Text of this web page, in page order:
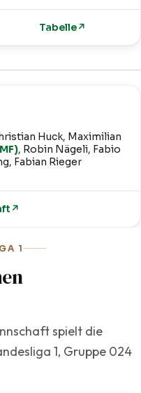
Tabelle↗
Huck, Maximilian
, Robin Nägeli, Fabio
Fabian Rieger
↗
1
spielt die
1, Gruppe 024